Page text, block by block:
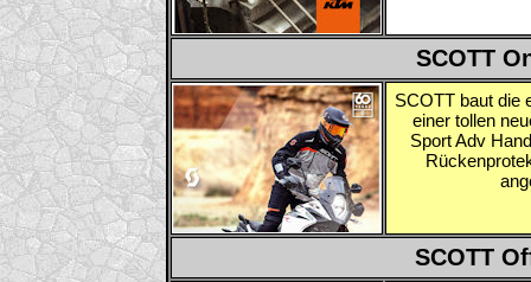
SCOTT
SCOTT baut die
einer tollen
Sport Adv
SCOTT